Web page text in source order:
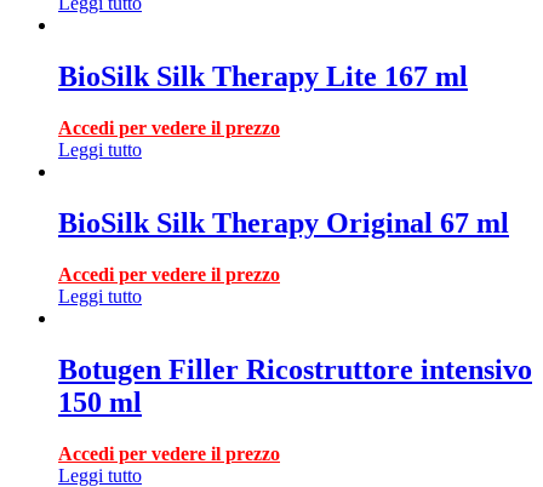
BioSilk Silk Therapy Lite 167 ml
Accedi per vedere il prezzo
Leggi tutto
BioSilk Silk Therapy Original 67 ml
Accedi per vedere il prezzo
Leggi tutto
Botugen Filler Ricostruttore intensivo
150 ml
Accedi per vedere il prezzo
Leggi tutto